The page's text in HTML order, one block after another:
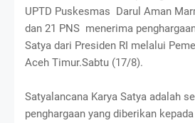
UPTD Puskesmas Darul Aman
dan 21 PNS menerima
Satya dari Presiden RI melalui
Aceh Timur.Sabtu (17/8).
Satyalancana Karya Satya adalah
penghargaan yang diberikan